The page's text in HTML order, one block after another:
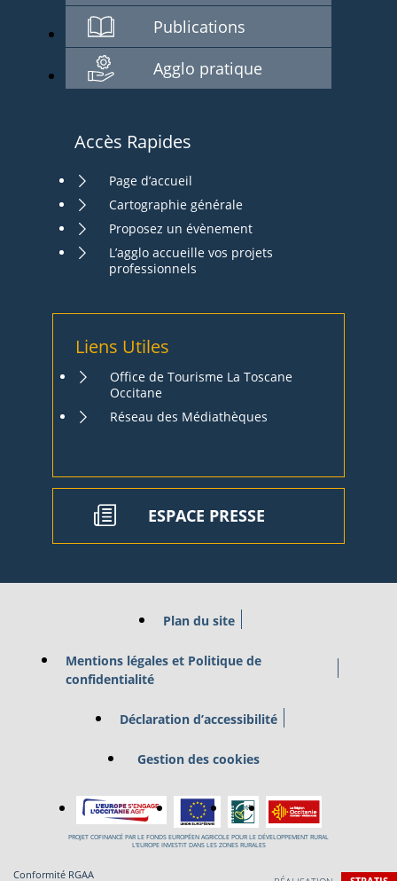
Publications
Agglo pratique
Accès Rapides
Page d’accueil
Cartographie générale
Proposez un évènement
L’agglo accueille vos projets
professionnels
Liens Utiles
Office de Tourisme La Toscane
Occitane
Réseau des Médiathèques
ESPACE PRESSE
Plan du site
Mentions légales et Politique de
confidentialité
Déclaration d’accessibilité
Gestion des cookies
PROJET COFINANCÉ PAR LE FONDS EUROPÉEN AGRICOLE POUR LE DÉVELOPPEMENT RURAL
L’EUROPE INVESTIT DANS LES ZONES RURALES
Conformité RGAA